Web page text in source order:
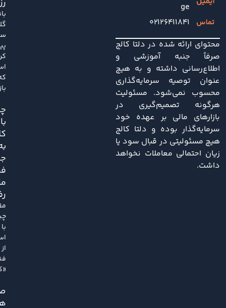
ge
۰۲۱۲۶۴۱۱۸۴۱
محتوای ارائه شده در دلتا کالج
صرفاً جنبه آموزشی و
اطلاع‌رسانی داشته و به هیچ
عنوان توصیه سرمایه‌گذاری
محسوب نمی‌شود. مسئولیت
هرگونه تصمیم‌گیری در
بازارهای مالی بر عهده خود
سرمایه‌گذار بوده و دلتا کالج
هیچ مسئولیتی در قبال سود یا
زیان احتمالی معاملات نخواهد
داشت.
با
با
از